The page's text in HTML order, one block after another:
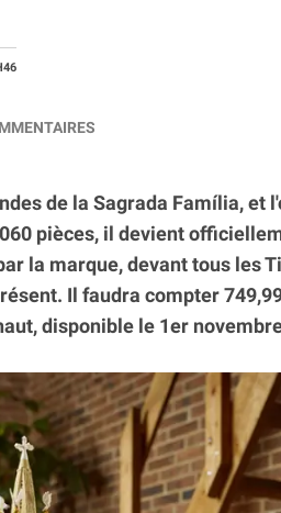
de la Sagrada Família, et
pièces, il devient
la marque, devant tous les
Il faudra compter
disponible le 1er